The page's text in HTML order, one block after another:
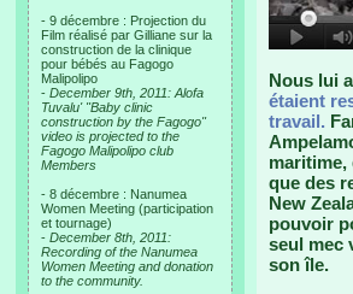
- 9 décembre : Projection du
Film réalisé par Gilliane sur la
construction de la clinique
pour bébés au Fagogo
Malipolipo
- December 9th, 2011: Alofa
Tuvalu' "Baby clinic
construction by the Fagogo"
video is projected to the
Fagogo Malipolipo club
Members
- 8 décembre : Nanumea
Women Meeting (participation
et tournage)
- December 8th, 2011:
Recording of the Nanumea
Women Meeting and donation
to the community.
Nous lui
étaient
travail.
maritime,
que des
New
pouvoir
seul mec
son île.